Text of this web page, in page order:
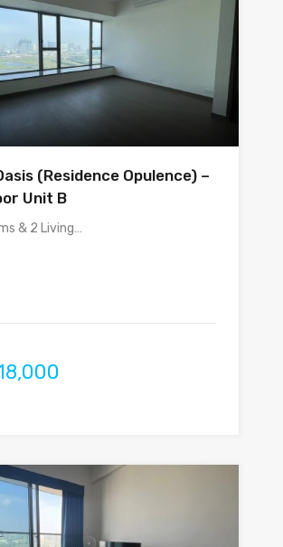
(Residence Opulence) –
Unit B
& 2 Living…